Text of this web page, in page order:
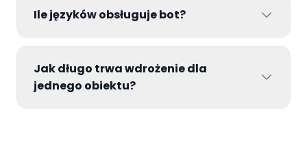
Ile języków obsługuje bot?
Jak długo trwa wdrożenie dla
jednego obiektu?